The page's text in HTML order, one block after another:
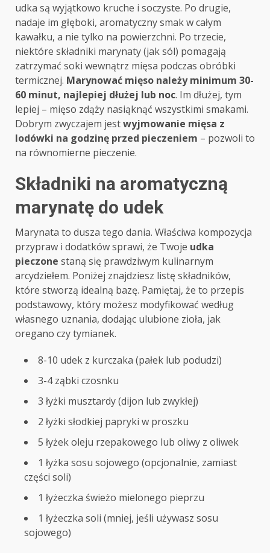
udka są wyjątkowo kruche i soczyste. Po drugie,
nadaje im głęboki, aromatyczny smak w całym
kawałku, a nie tylko na powierzchni. Po trzecie,
niektóre składniki marynaty (jak sól) pomagają
zatrzymać soki wewnątrz mięsa podczas obróbki
termicznej. Marynować mięso należy minimum 30-
60 minut, najlepiej dłużej lub noc. Im dłużej, tym
lepiej – mięso zdąży nasiąknąć wszystkimi smakami.
Dobrym zwyczajem jestwyjmowanie mięsa z
lodówki na godzinę przed pieczeniem – pozwoli to
na równomierne pieczenie.
Składniki na aromatyczną
marynatę do udek
Marynata to dusza tego dania. Właściwa kompozycja
przypraw i dodatków sprawi, że Twoje udka
pieczone staną się prawdziwym kulinarnym
arcydziełem. Poniżej znajdziesz listę składników,
które stworzą idealną bazę. Pamiętaj, że to przepis
podstawowy, który możesz modyfikować według
własnego uznania, dodając ulubione zioła, jak
oregano czy tymianek.
8-10 udek z kurczaka (pałek lub podudzi)
3-4 ząbki czosnku
3 łyżki musztardy (dijon lub zwykłej)
2 łyżki słodkiej papryki w proszku
5 łyżek oleju rzepakowego lub oliwy z oliwek
1 łyżka sosu sojowego (opcjonalnie, zamiast
części soli)
1 łyżeczka świeżo mielonego pieprzu
1 łyżeczka soli (mniej, jeśli używasz sosu
sojowego)